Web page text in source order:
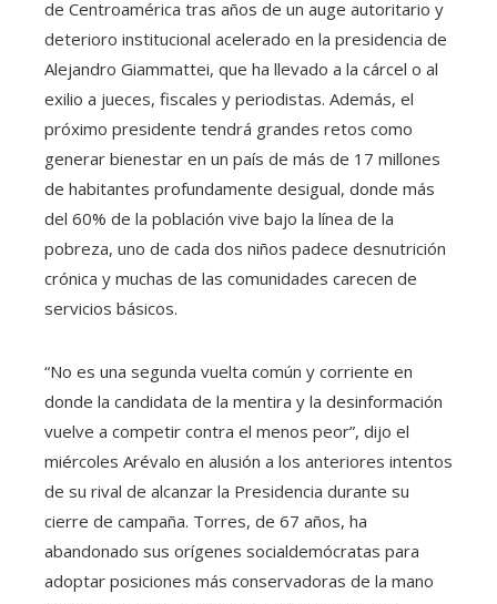
de Centroamérica tras años de un auge autoritario y
deterioro institucional acelerado en la presidencia de
Alejandro Giammattei, que ha llevado a la cárcel o al
exilio a jueces, fiscales y periodistas. Además, el
próximo presidente tendrá grandes retos como
generar bienestar en un país de más de 17 millones
de habitantes profundamente desigual, donde más
del 60% de la población vive bajo la línea de la
pobreza, uno de cada dos niños padece desnutrición
crónica y muchas de las comunidades carecen de
servicios básicos.
“No es una segunda vuelta común y corriente en
donde la candidata de la mentira y la desinformación
vuelve a competir contra el menos peor”, dijo el
miércoles Arévalo en alusión a los anteriores intentos
de su rival de alcanzar la Presidencia durante su
cierre de campaña. Torres, de 67 años, ha
abandonado sus orígenes socialdemócratas para
adoptar posiciones más conservadoras de la mano